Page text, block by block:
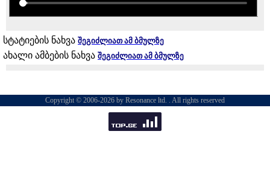
სტატიების ნახვა შეგიძლიათ ამ ბმულზე
ახალი ამბების ნახვა შეგიძლიათ ამ ბმულზე
Copyright © 2006-2026 by Resonance ltd. . All rights reserved